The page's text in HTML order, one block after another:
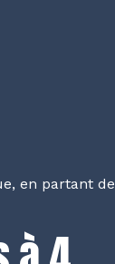
en partant de